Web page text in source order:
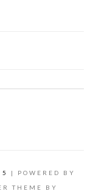
| POWERED BY
THEME BY